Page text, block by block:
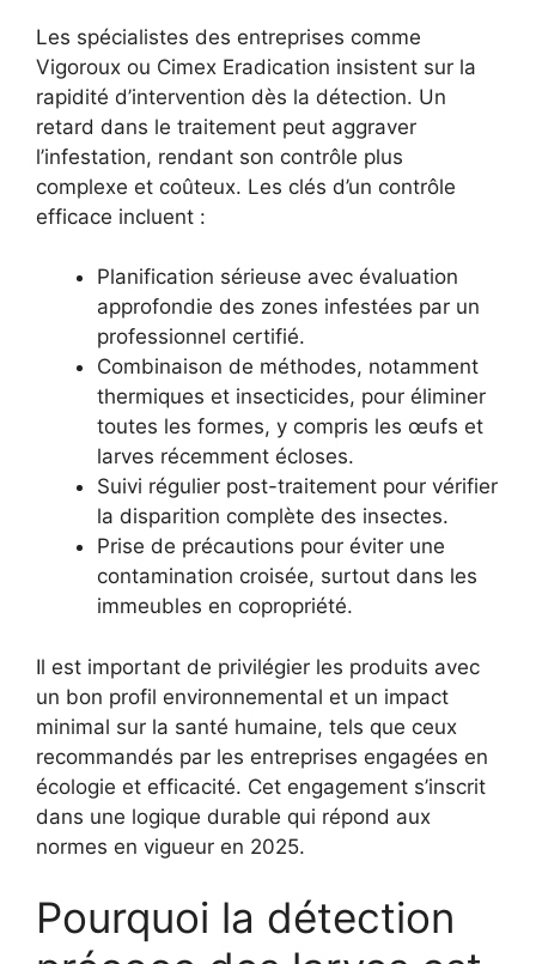
Les spécialistes des entreprises comme
Vigoroux ou Cimex Eradication insistent sur la
rapidité d’intervention dès la détection. Un
retard dans le traitement peut aggraver
l’infestation, rendant son contrôle plus
complexe et coûteux. Les clés d’un contrôle
efficace incluent :
Planification sérieuse avec évaluation
approfondie des zones infestées par un
professionnel certifié.
Combinaison de méthodes, notamment
thermiques et insecticides, pour éliminer
toutes les formes, y compris les œufs et
larves récemment écloses.
Suivi régulier post-traitement pour vérifier
la disparition complète des insectes.
Prise de précautions pour éviter une
contamination croisée, surtout dans les
immeubles en copropriété.
Il est important de privilégier les produits avec
un bon profil environnemental et un impact
minimal sur la santé humaine, tels que ceux
recommandés par les entreprises engagées en
écologie et efficacité. Cet engagement s’inscrit
dans une logique durable qui répond aux
normes en vigueur en 2025.
Pourquoi la détection